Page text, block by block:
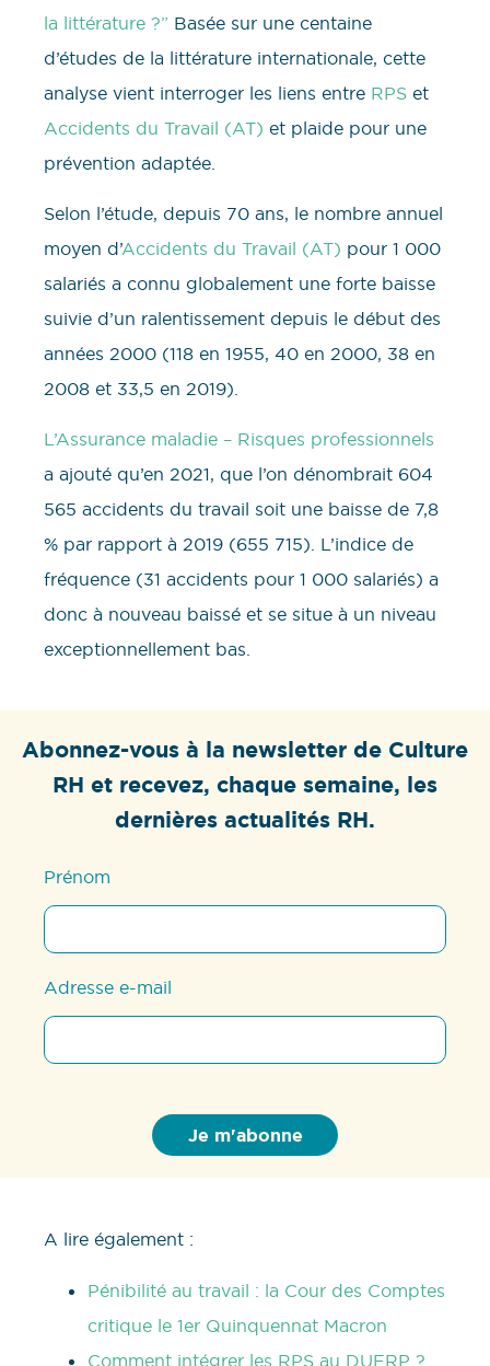
la littérature ?” Basée sur une centaine
d’études de la littérature internationale, cette
analyse vient interroger les liens entre RPS et
Accidents du Travail (AT) et plaide pour une
prévention adaptée.
Selon l’étude, depuis 70 ans, le nombre annuel
moyen d’Accidents du Travail (AT) pour 1 000
salariés a connu globalement une forte baisse
suivie d’un ralentissement depuis le début des
années 2000 (118 en 1955, 40 en 2000, 38 en
2008 et 33,5 en 2019).
L’Assurance maladie – Risques professionnels
a ajouté qu’en 2021, que l’on dénombrait 604
565 accidents du travail soit une baisse de 7,8
% par rapport à 2019 (655 715). L’indice de
fréquence (31 accidents pour 1 000 salariés) a
donc à nouveau baissé et se situe à un niveau
exceptionnellement bas.
Abonnez-vous à la newsletter de Culture
RH et recevez, chaque semaine, les
dernières actualités RH.
Prénom
Adresse e-mail
A lire également :
Pénibilité au travail : la Cour des Comptes
critique le 1er Quinquennat Macron
Comment intégrer les RPS au DUERP ?